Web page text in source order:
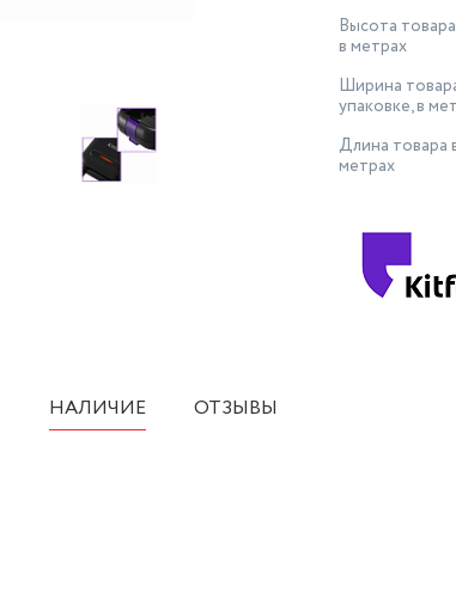
Высота
в метрах
Ширина
упаковке, в
Длина товара
метрах
НАЛИЧИЕ ОТЗЫВЫ